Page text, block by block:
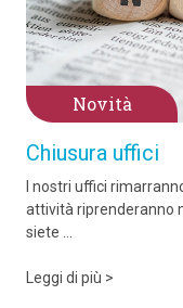
Novità
Chiusura uffici
I nostri uffici
attività riprenderanno
siete ...
Leggi di più >